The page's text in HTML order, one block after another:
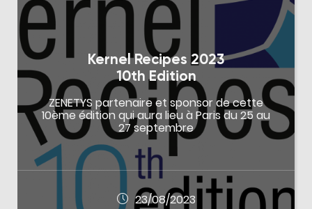
Kernel Recipes 2023
10th Edition
ZENETYS partenaire et sponsor de cette
10ème édition qui aura lieu à Paris du 25 au
27 septembre
23/08/2023